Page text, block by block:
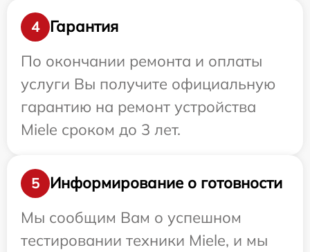
4
Гарантия
По окончании ремонта и оплаты
услуги Вы получите официальную
гарантию на ремонт устройства
Miele сроком до 3 лет.
5
Информирование о готовности
Мы сообщим Вам о успешном
тестировании техники Miele, и мы